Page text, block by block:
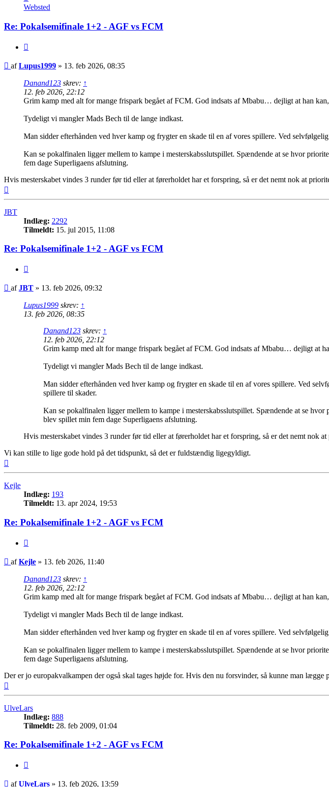
Lupus1999
Websted
Re: Pokalsemifinale 1+2 - AGF vs FCM
Indlæg
afLupus1999 » 13. feb 2026, 08:35
Danand123 skrev: ↑
12. feb 2026, 22:12
Grim kamp med alt for mange frispark begået af FCM. God indsats af Mbabu… dejligt at han
Tydeligt vi mangler Mads Bech til de lange indkast.
Man sidder efterhånden ved hver kamp og frygter en skade til en af vores spillere. Ved
Kan se pokalfinalen ligger mellem to kampe i mesterskabsslutspillet. Spændende at se hvor
fem dage Superligaens afslutning.
Hvis mesterskabet vindes 3 runder før tid eller at førerholdet har et forspring, så er det nemt nok at
JBT
Indlæg: 2292
Tilmeldt: 15. jul 2015, 11:08
Re: Pokalsemifinale 1+2 - AGF vs FCM
Indlæg
afJBT » 13. feb 2026, 09:32
Lupus1999 skrev: ↑
13. feb 2026, 08:35
Danand123 skrev: ↑
12. feb 2026, 22:12
Grim kamp med alt for mange frispark begået af FCM. God indsats af Mbabu… dejligt at
Tydeligt vi mangler Mads Bech til de lange indkast.
Man sidder efterhånden ved hver kamp og frygter en skade til en af vores spillere. Ved
spillere til skader.
Kan se pokalfinalen ligger mellem to kampe i mesterskabsslutspillet. Spændende at se
blev spillet min fem dage Superligaens afslutning.
Hvis mesterskabet vindes 3 runder før tid eller at førerholdet har et forspring, så er det nemt nok at
Vi kan stille to lige gode hold på det tidspunkt, så det er fuldstændig ligegyldigt.
Kejle
Indlæg: 193
Tilmeldt: 13. apr 2024, 19:53
Re: Pokalsemifinale 1+2 - AGF vs FCM
Indlæg
afKejle » 13. feb 2026, 11:40
Danand123 skrev: ↑
12. feb 2026, 22:12
Grim kamp med alt for mange frispark begået af FCM. God indsats af Mbabu… dejligt at han
Tydeligt vi mangler Mads Bech til de lange indkast.
Man sidder efterhånden ved hver kamp og frygter en skade til en af vores spillere. Ved
Kan se pokalfinalen ligger mellem to kampe i mesterskabsslutspillet. Spændende at se hvor
fem dage Superligaens afslutning.
Der er jo europakvalkampen der også skal tages højde for. Hvis den nu forsvinder, så kunne man lægge
UlveLars
Indlæg: 888
Tilmeldt: 28. feb 2009, 01:04
Re: Pokalsemifinale 1+2 - AGF vs FCM
Indlæg
afUlveLars » 13. feb 2026, 13:59